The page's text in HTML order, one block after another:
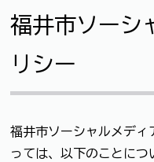
福井市ソーシ
リシー
福井市ソーシャルメディ
っては、以下のことにつ